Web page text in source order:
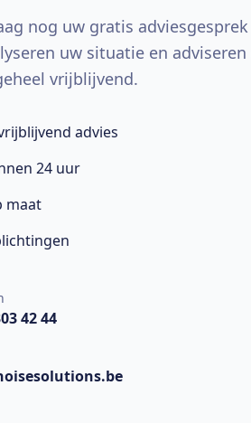
nog uw gratis adviesgesprek
uw situatie en
vrijblijvend.
advies
24 uur
maat
42 44